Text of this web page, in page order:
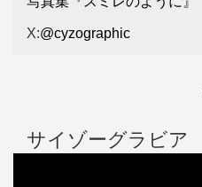
X:@cyzographic
サイゾーグラビア